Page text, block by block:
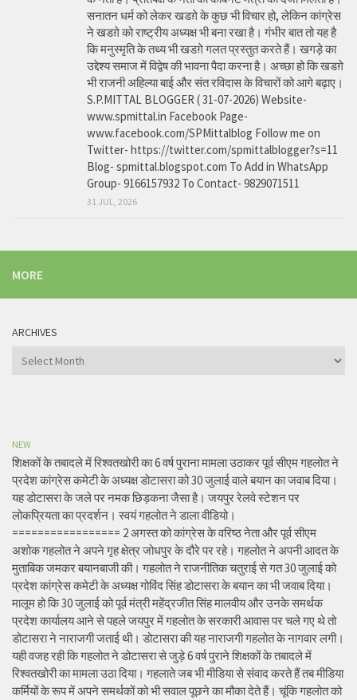
सनातन धर्म को लेकर खडग़े के कुछ भी विचार हो, लेकिन कांग्रेस
ने खडग़े को राष्ट्रीय अध्यक्ष भी बना रखा है। गंभीर बात तो यह है
कि मनुस्मृति के तथ्य भी खडग़े गलत प्रस्तुत करते हैं। खगड़े का
उद्देश्य समाज में विद्वेष की भावना पैदा करना है। अच्छा हो कि खडग़े
भी राजनी अहिल्या बाई और संत रविदास के विचारों को आगे बढ़ाए।
S.P.MITTAL BLOGGER ( 31-07-2026) Website-
www.spmittal.in Facebook Page-
www.facebook.com/SPMittalblog Follow me on
Twitter- https://twitter.com/spmittalblogger?s=11
Blog- spmittal.blogspot.com To Add in WhatsApp
Group- 9166157932 To Contact- 9829071511
31 JUL, 2026
MORE
ARCHIVES
Archives
NEW
शिक्षकों के तबादले में रिश्वतखोरी का 6 वर्ष पुराना मामला उठाकर पूर्व सीएम गहलोत ने
प्रदेश कांग्रेस कमेटी के अध्यक्ष डोटासरा को 30 जुलाई वाले बयान का जवाब दिया।
यह डोटासरा के जले पर नमक छिड़कना जैसा है। जयपुर रेलवे स्टेशन पर
लोकप्रियता का प्रदर्शन। स्वयं गहलोत ने डाला वीडियो।
================= 2 अगस्त को कांग्रेस के वरिष्ठ नेता और पूर्व सीएम
अशोक गहलोत ने अपने गृह क्षेत्र जोधपुर के दौरे पर रहे। गहलोत ने अपनी आदत के
मुताबिक जमकर बयानबाजी की। गहलोत ने राजनीतिक चतुराई से गत 30 जुलाई को
प्रदेश कांग्रेस कमेटी के अध्यक्ष गोविंद सिंह डोटासरा के बयान का भी जवाब दिया।
मालूम हो कि 30 जुलाई को पूर्व मंत्री महेंद्रजीत सिंह मालवीय और उनके समर्थक
प्रदेश कार्यालय आने से पहले जयपुर में गहलोत के सरकारी आवास पर चले गए थे तो
डोटासरा ने नाराजगी जताई थी। डोटासरा की यह नाराजगी गहलोत के नागवार लगी।
यही वजह रही कि गहलोत ने डोटासरा से जुड़े 6 वर्ष पुराने शिक्षकों के तबादले में
रिश्वतखोरी का मामला उठा दिया। गहलाते जब भी मीडिया से संवाद करते हैं तब मीडिया
कर्मियों के रूप में अपने समर्थकों को भी सवाल पूछने का मौका देते हैं। चूंकि गहलोत को